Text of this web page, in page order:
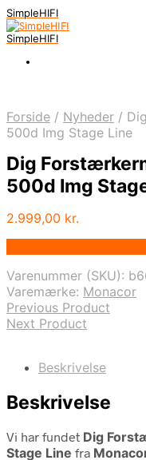
SimpleHIFI
SimpleHIFI
Forside / Nyheder /
500d Img Stage Line
Dig
500d Img
2.999,00 kr.
Varenummer (SKU):
Varemærke: Monacor
Previous Product
Next Product
Beskrivelse
Beskrivelse
Vi har fundet Dig
Stage Line fra